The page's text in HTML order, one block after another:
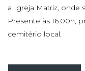
a Igreja Matriz, onde
Presente às 16.00h,
cemitério local.